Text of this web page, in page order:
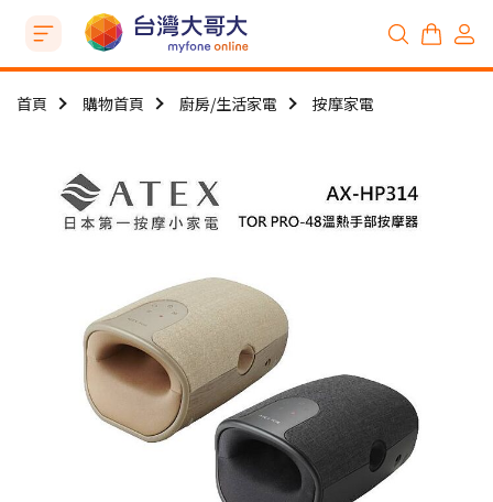
首頁 購物首頁 廚房/生活家電 按摩家電